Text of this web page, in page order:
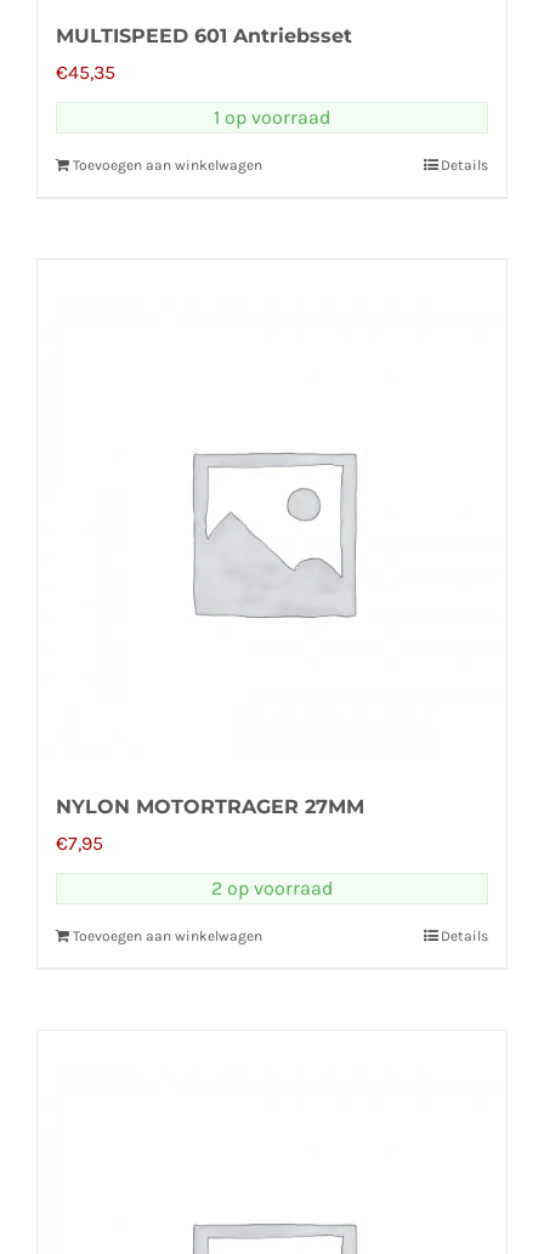
MULTISPEED 601 Antriebsset
€45,35
1 op voorraad
Toevoegen aan winkelwagen Details
NYLON MOTORTRAGER 27MM
€7,95
2 op voorraad
Toevoegen aan winkelwagen Details